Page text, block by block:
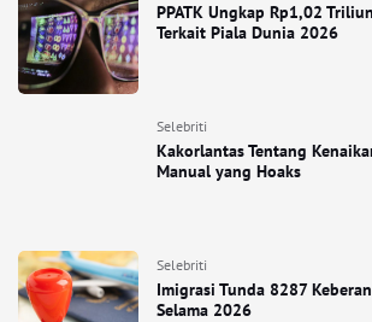
PPATK Ungkap Rp1,02
Terkait Piala Dunia 2026
Selebriti
Kakorlantas Tentang
Manual yang Hoaks
Selebriti
Imigrasi Tunda 8287
Selama 2026